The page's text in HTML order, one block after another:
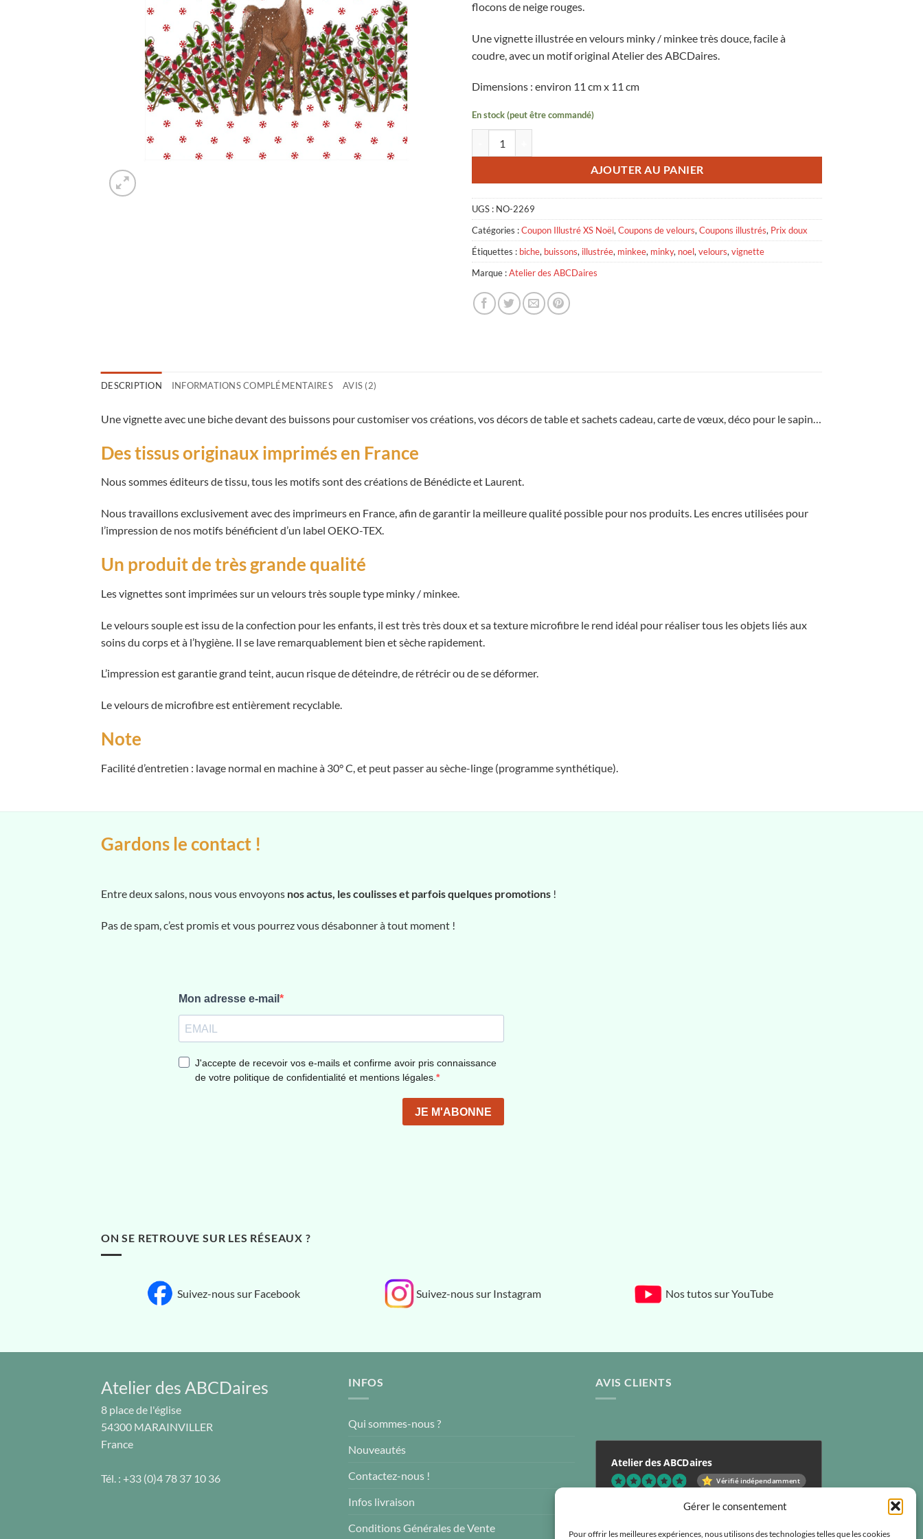
Gérer le consentement
Pour offrir les meilleures expériences, nous utilisons des technologies telles que les cookies
était :est :
flocons de neige rouges.
Une vignette illustrée en velours minky / minkee très douce, facile à
coudre, avec un motif original Atelier des ABCDaires.
Dimensions : environ 11 cm x 11 cm
En stock (peut être commandé)
AJOUTER AU PANIER
UGS : NO-2269
Catégories :Coupon Illustré XS Noël, Coupons de velours, Coupons illustrés, Prix doux
Étiquettes : biche, buissons, illustrée, minkee, minky, noel, velours, vignette
Marque :Atelier des ABCDaires
DESCRIPTION INFORMATIONS COMPLÉMENTAIRES AVIS (2)
Une vignette avec une biche devant des buissons pour customiser vos créations, vos décors de table et sachets cadeau, carte de vœux, déco pour le sapin…
Des tissus originaux imprimés en France
Nous sommes éditeurs de tissu, tous les motifs sont des créations de Bénédicte et Laurent.
Nous travaillons exclusivement avec des imprimeurs en France, afin de garantir la meilleure qualité possible pour nos produits. Les encres utilisées pour
l’impression de nos motifs bénéficient d’un label OEKO-TEX.
Un produit de très grande qualité
Les vignettes sont imprimées sur un velours très souple type minky / minkee.
Le velours souple est issu de la confection pour les enfants, il est très très doux et sa texture microfibre le rend idéal pour réaliser tous les objets liés aux
soins du corps et à l’hygiène. Il se lave remarquablement bien et sèche rapidement.
L’impression est garantie grand teint, aucun risque de déteindre, de rétrécir ou de se déformer.
Le velours de microfibre est entièrement recyclable.
Note
Facilité d’entretien : lavage normal en machine à 30° C, et peut passer au sèche-linge (programme synthétique).
Gardons le contact !
Entre deux salons, nous vous envoyons nos actus, les coulisses et parfois quelques promotions !
Pas de spam, c’est promis et vous pourrez vous désabonner à tout moment !
ON SE RETROUVE SUR LES RÉSEAUX ?
Suivez-nous sur Facebook Suivez-nous sur Instagram Nos tutos sur YouTube
Atelier des ABCDaires
8 place de l'église
54300 MARAINVILLER
France
Tél. : +33 (0)4 78 37 10 36
INFOS
Qui sommes-nous ?
Nouveautés
Contactez-nous !
Infos livraison
Conditions Générales de Vente
AVIS CLIENTS
Atelier des ABCDaires
Vérifié indépendamment